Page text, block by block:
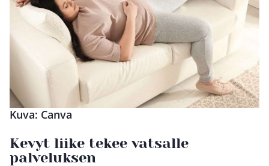
Kuva: Canva
Kevyt liike tekee vatsalle
palveluksen